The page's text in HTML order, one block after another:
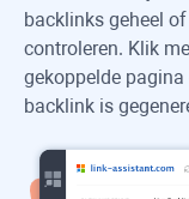
backlinks geheel
controleren. Klik
gekoppelde
backlink is